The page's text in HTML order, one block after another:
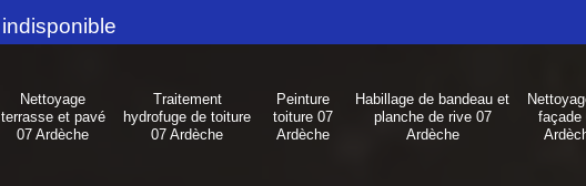
indisponible
Nettoyage
terrasse et pavé
07 Ardèche
Traitement
hydrofuge de toiture
07 Ardèche
Peinture
toiture 07
Ardèche
Habillage de bandeau et
planche de rive 07
Ardèche
façade